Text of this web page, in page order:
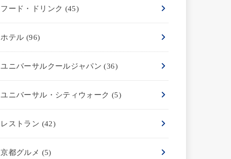
フード・ドリンク (45)
ホテル (96)
ユニバーサルクールジャパン(36)
ユニバーサル・シティウォーク (5)
レストラン (42)
京都グルメ (5)